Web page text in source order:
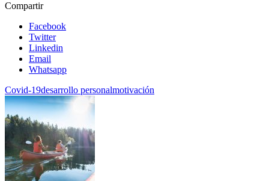
Compartir
Facebook
Twitter
Linkedin
Email
Whatsapp
Covid-19desarrollo personalmotivación